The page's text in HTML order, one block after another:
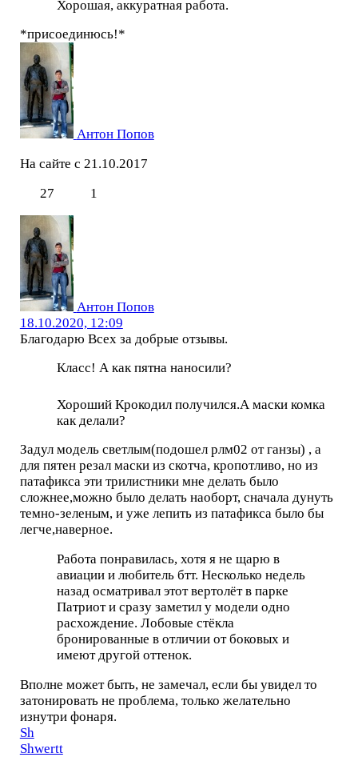
Хорошая, аккуратная работа.
*присоединюсь!*
Антон Попов
На сайте с 21.10.2017
27
1
Антон Попов
18.10.2020, 12:09
Благодарю Всех за добрые отзывы.
Класс! А как пятна наносили?
Хороший Крокодил получился.А маски комка
как делали?
Задул модель светлым(подошел рлм02 от ганзы) , а
для пятен резал маски из скотча, кропотливо, но из
патафикса эти трилистники мне делать было
сложнее,можно было делать наоборт, сначала дунуть
темно-зеленым, и уже лепить из патафикса было бы
легче,наверное.
Работа понравилась, хотя я не щарю в
авиации и любитель бтт. Несколько недель
назад осматривал этот вертолёт в парке
Патриот и сразу заметил у модели одно
расхождение. Лобовые стёкла
бронированные в отличии от боковых и
имеют другой оттенок.
Вполне может быть, не замечал, если бы увидел то
затонировать не проблема, только желательно
изнутри фонаря.
Sh
Shwertt